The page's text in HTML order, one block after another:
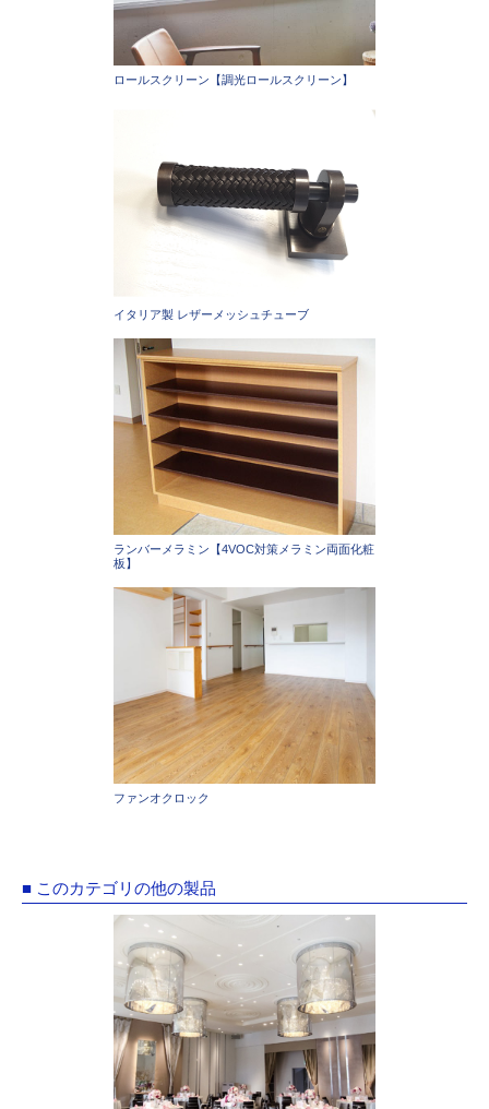
ロールスクリーン【調光ロールスクリーン】
イタリア製 レザーメッシュチューブ
ランバーメラミン【4VOC対策メラミン両面化粧
板】
ファンオクロック
■ このカテゴリの他の製品